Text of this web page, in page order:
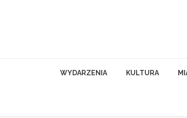
WYDARZENIA KULTURA